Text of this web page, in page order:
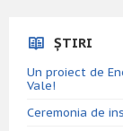
ȘTIRI
Un proiect de
Vale!
Ceremonia de